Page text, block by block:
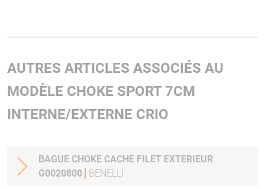
AUTRES ARTICLES ASSOCIÉS AU
MODÈLE CHOKE SPORT 7CM
INTERNE/EXTERNE CRIO
BAGUE CHOKE CACHE FILET EXTERIEUR
G0020800
BENELLI